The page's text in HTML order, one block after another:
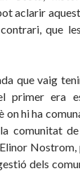
aclarir
que
que vaig
primer era
on hi ha
comunitat
dels